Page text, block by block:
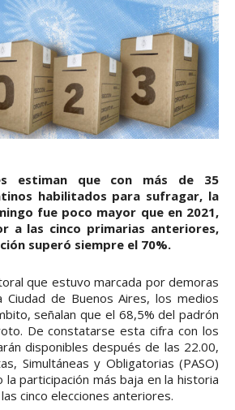
estiman que con más de 35
habilitados para sufragar, la
fue poco mayor que en 2021,
a las cinco primarias anteriores,
superó siempre el 70%.
que estuvo marcada por demoras
Ciudad de Buenos Aires, los medios
señalan que el 68,5% del padrón
De constatarse esta cifra con los
disponibles después de las 22.00,
Simultáneas y Obligatorias (PASO)
participación más baja en la historia
cinco elecciones anteriores.